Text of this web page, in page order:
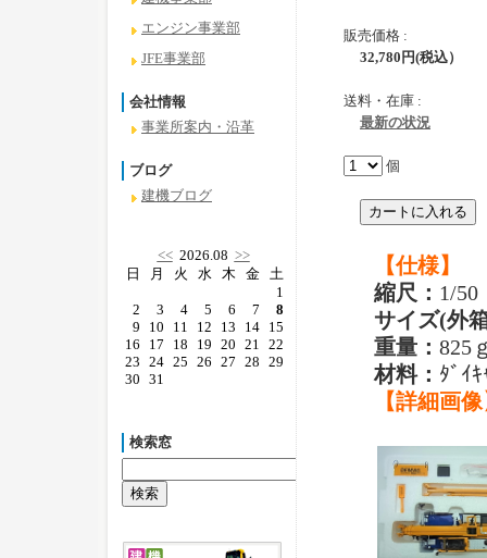
エンジン事業部
JFE事業部
会社情報
事業所案内・沿革
ブログ
建機ブログ
<<2026.08 >>
日
2
9
16
23
30
月
3
10
17
24
31
火
4
11
18
25
水
5
12
19
26
木
6
13
20
27
金
7
14
21
28
土
1
8
15
22
29
検索窓
販売価格 :
32,780 円(税込）
送料・在庫 :
最新の状況
個
【仕様】
縮尺： 1/50
サイズ(外
重量： 825
材料： ﾀﾞｲ
【詳細画